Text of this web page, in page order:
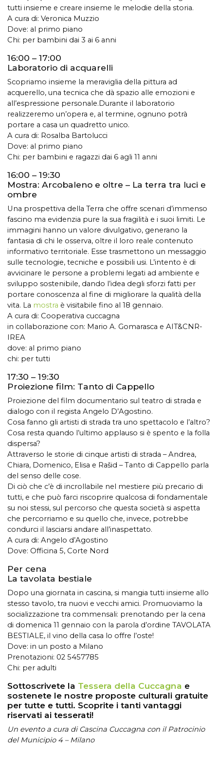
tutti insieme e creare insieme le melodie della storia.
A cura di: Veronica Muzzio
Dove: al primo piano
Chi: per bambini dai 3 ai 6 anni
16:00 – 17:00
Laboratorio di acquarelli
Scopriamo insieme la meraviglia della pittura ad
acquerello, una tecnica che dà spazio alle emozioni e
all’espressione personale.Durante il laboratorio
realizzeremo un’opera e, al termine, ognuno potrà
portare a casa un quadretto unico.
A cura di: Rosalba Bartolucci
Dove: al primo piano
Chi: per bambini e ragazzi dai 6 agli 11 anni
16:00 – 19:30
Mostra: Arcobaleno e oltre – La terra tra luci e
ombre
Una prospettiva della Terra che offre scenari d’immenso
fascino ma evidenzia pure la sua fragilità e i suoi limiti. Le
immagini hanno un valore divulgativo, generano la
fantasia di chi le osserva, oltre il loro reale contenuto
informativo territoriale. Esse trasmettono un messaggio
sulle tecnologie, tecniche e possibili usi. L’intento è di
avvicinare le persone a problemi legati ad ambiente e
sviluppo sostenibile, dando l’idea degli sforzi fatti per
portare conoscenza al fine di migliorare la qualità della
vita. La mostra è visitabile fino al 18 gennaio.
A cura di: Cooperativa cuccagna
in collaborazione con: Mario A. Gomarasca e AIT&CNR-
IREA
dove: al primo piano
chi: per tutti
17:30 – 19:30
Proiezione film: Tanto di Cappello
Proiezione del film documentario sul teatro di strada e
dialogo con il regista Angelo D’Agostino.
Cosa fanno gli artisti di strada tra uno spettacolo e l’altro?
Cosa resta quando l’ultimo applauso si è spento e la folla
dispersa?
Attraverso le storie di cinque artisti di strada – Andrea,
Chiara, Domenico, Elisa e Rašid – Tanto di Cappello parla
del senso delle cose.
Di ciò che c’è di incrollabile nel mestiere più precario di
tutti, e che può farci riscoprire qualcosa di fondamentale
su noi stessi, sul percorso che questa società si aspetta
che percorriamo e su quello che, invece, potrebbe
condurci il lasciarsi andare all’inaspettato.
A cura di: Angelo d’Agostino
Dove: Officina 5, Corte Nord
Per cena
La tavolata bestiale
Dopo una giornata in cascina, si mangia tutti insieme allo
stesso tavolo, tra nuovi e vecchi amici. Promuoviamo la
socializzazione tra commensali: prenotando per la cena
di domenica 11 gennaio con la parola d’ordine TAVOLATA
BESTIALE, il vino della casa lo offre l’oste!
Dove: in un posto a Milano
Prenotazioni: 02 5457785
Chi: per adulti
Sottoscrivete la Tessera della Cuccagna e
sostenete le nostre proposte culturali gratuite
per tutte e tutti. Scoprite i tanti vantaggi
riservati ai tesserati!
Un evento a cura di Cascina Cuccagna con il Patrocinio
del Municipio 4 – Milano